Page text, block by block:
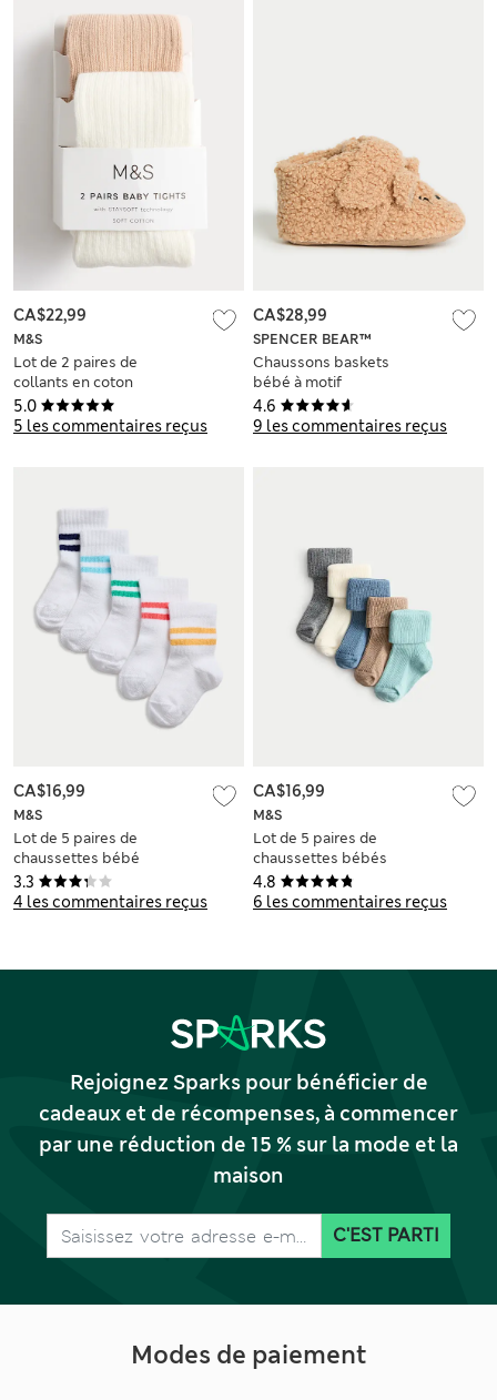
5.0
5 les commentaires reçus
M&S
Lot de 2 paires de
collants en coton
côtelé (jusqu’au 3
ans)
CA$22,99
4.6
9 les commentaires reçus
SPENCER BEAR™
Chaussons baskets
bébé à motif
Spencer Bear™
(jusqu’au 18 mois)
CA$28,99
3.3
4 les commentaires reçus
M&S
Lot de 5 paires de
chaussettes bébé
en coton (jusqu'au 3
ans)
CA$16,99
4.8
6 les commentaires reçus
M&S
Lot de 5 paires de
chaussettes bébés
en coton côtelé
(jusqu'au 2 ans)
CA$16,99
Rejoignez Sparks pour bénéficier de
cadeaux et de récompenses, à commencer
par une réduction de 15 % sur la mode et la
maison
C'EST PARTI
Modes de paiement